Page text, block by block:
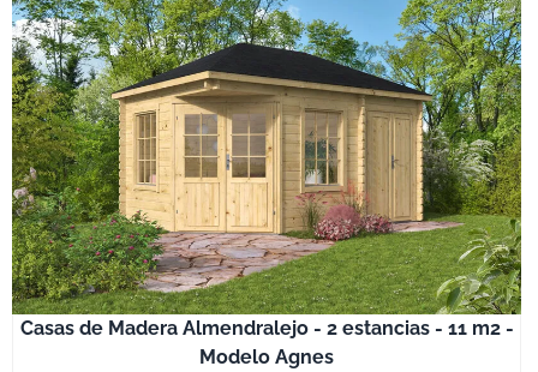
Casas de Madera Almendralejo - 2 estancias - 11 m2 -
Modelo Agnes